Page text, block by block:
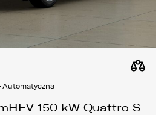
Automatyczna
150 kW Quattro S